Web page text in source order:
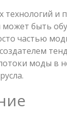
технологий и
может быть
частью
моды в